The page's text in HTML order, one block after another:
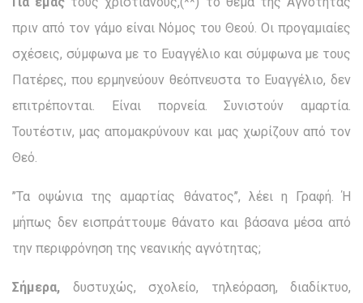
πριν από τον γάμο είναι Νόμος του Θεού. Οι προγαμιαίες
σχέσεις, σύμφωνα με το Ευαγγέλιο και σύμφωνα με τους
Πατέρες, που ερμηνεύουν θεόπνευστα το Ευαγγέλιο, δεν
επιτρέπονται. Είναι πορνεία. Συνιστούν αμαρτία.
Τουτέστιν, μας απομακρύνουν και μας χωρίζουν από τον
Θεό.
’’Τα οψώνια της αμαρτίας θάνατος’’, λέει η Γραφή. Ή
μήπως δεν εισπράττουμε θάνατο και βάσανα μέσα από
την περιφρόνηση της νεανικής αγνότητας;
Σήμερα, δυστυχώς, σχολείο, τηλεόραση, διαδίκτυο,